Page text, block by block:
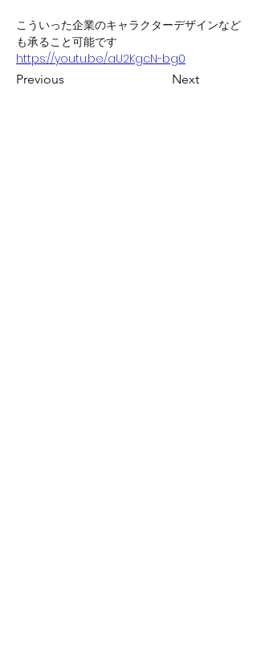
Previous Next
こういった企業のキャラクターデザインなど
も承ること可能です
https://youtu.be/aU2KgcN-bg0